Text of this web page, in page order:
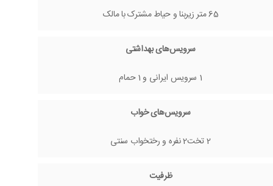
65 متر زیربنا و حیاط مشترک با مالک
سرویس‌های بهداشتی
1 سرویس ایرانی و 1 حمام
سرویس‌های خواب
2 تخت2 نفره و رختخواب سنتی
ظرفیت